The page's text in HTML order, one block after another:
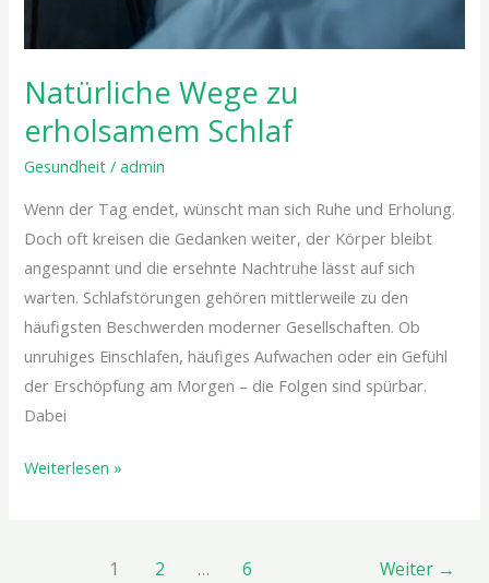
Natürliche Wege zu
erholsamem Schlaf
Gesundheit /admin
Wenn der Tag endet, wünscht man sich Ruhe und Erholung.
Doch oft kreisen die Gedanken weiter, der Körper bleibt
angespannt und die ersehnte Nachtruhe lässt auf sich
warten. Schlafstörungen gehören mittlerweile zu den
häufigsten Beschwerden moderner Gesellschaften. Ob
unruhiges Einschlafen, häufiges Aufwachen oder ein Gefühl
der Erschöpfung am Morgen – die Folgen sind spürbar.
Dabei
Weiterlesen »
1 2 … 6 Weiter →